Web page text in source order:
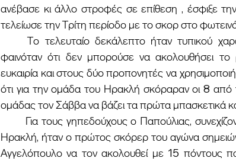
ανέβασε κι άλλο στροφές σε επίθεση , έσφιξε
τελείωσε την Τρίτη περίοδο με το σκορ στο
	Το τελευταίο δεκάλεπτο ήταν τυπικού χαρακτήρα καθώς η ομάδα του Παναιτωλικού
φαινόταν ότι δεν μπορούσε να ακολουθήσει
ευκαιρία και στους δύο προπονητές να
ότι για την ομάδα του Ηρακλή σκόραραν οι 8 από
ομάδας τον Σάββα να βάζει τα πρώτα μπασκετικά
Ηρακλή, ήταν ο πρώτος σκόρερ του αγώνα
Αγγελόπουλο να τον ακολουθεί με 15 πόντους